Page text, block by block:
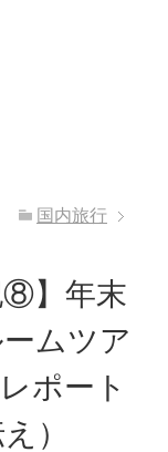
国内旅行
⑧】年末
ムツア
ポート
）